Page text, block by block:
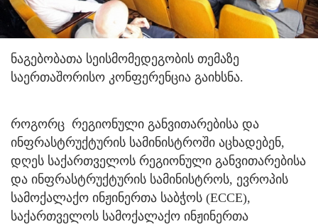
ნაგებობათა სეისმომედეგობის თემაზე
საერთაშორისო კონფერენცია გაიხსნა.
როგორც რეგიონული განვითარებისა და
ინფრასტრუქტურის სამინისტროში აცხადებენ,
დღეს საქართველოს რეგიონული განვითარებისა
და ინფრასტრუქტურის სამინისტროს, ევროპის
სამოქალაქო ინჟინერთა საბჭოს (ECCE),
საქართველოს სამოქალაქო ინჟინერთა